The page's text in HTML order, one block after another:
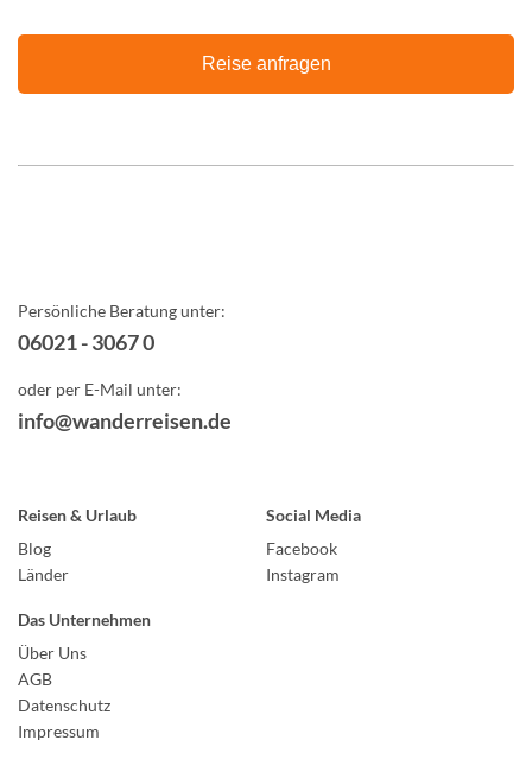
Reise anfragen
Persönliche Beratung unter:
06021 - 3067 0
oder per E-Mail unter:
info@wanderreisen.de
Reisen & Urlaub
Blog
Länder
Social Media
Facebook
Instagram
Das Unternehmen
Über Uns
AGB
Datenschutz
Impressum